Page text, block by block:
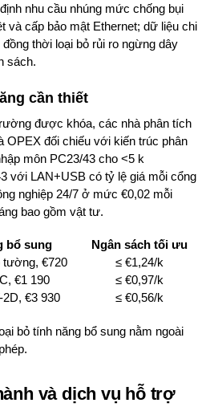
nhu cầu nhúng mức chống bụi
và cấp bảo mật Ethernet; dữ liệu chi
thời loại bỏ rủi ro ngừng dây
sách.
cần thiết
được khóa, các nhà phân tích
OPEX đối chiếu với kiến trúc phân
môn PC23/43 cho <5 k
với LAN+USB có tỷ lệ giá mỗi cổng
nghiệp 24/7 ở mức €0,02 mỗi
bao gồm vật tư.
bổ sung
Ngân sách tối ưu
tường, €720
≤ €1,24/k
€1 190
≤ €0,97/k
€3 930 ≤ €0,56/k
bỏ tính năng bổ sung nằm ngoài
và dịch vụ hỗ trợ